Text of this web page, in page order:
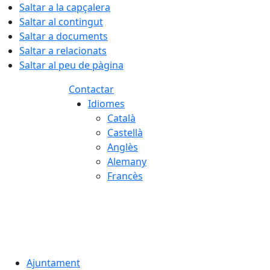
Saltar a la capçalera
Saltar al contingut
Saltar a documents
Saltar a relacionats
Saltar al peu de pàgina
Contactar
Idiomes
Català
Castellà
Anglès
Alemany
Francès
Ajuntament